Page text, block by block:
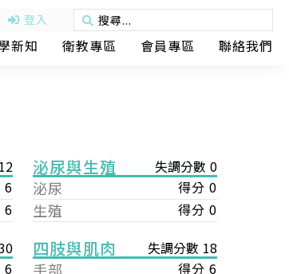
登入
新知 衛教專區 會員專區 聯絡我們
6
6
6
泌尿與生殖 失調分數 0
泌尿 得分 0
生殖 得分 0
四肢與肌肉 失調分數 18
手部 得分 6